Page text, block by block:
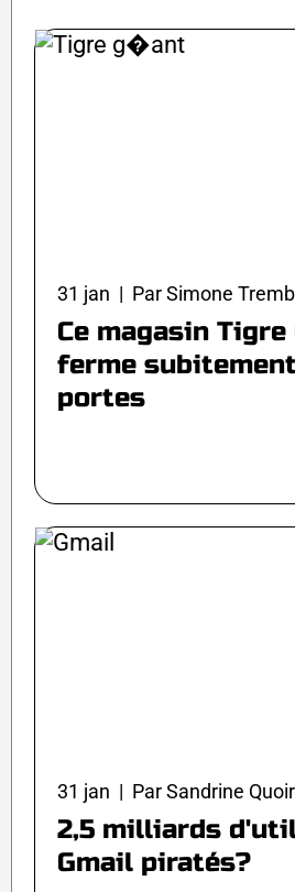
31 jan | Par Simone
Ce magasin Tigre
ferme
portes
31 jan | Par Sandrine
2,5 milliards
Gmail piratés?